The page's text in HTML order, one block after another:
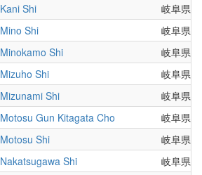
Kani Shi
岐阜県
Mino Shi
岐阜県
Minokamo Shi
岐阜県
Mizuho Shi
岐阜県
Mizunami Shi
岐阜県
Motosu Gun Kitagata Cho
岐阜県
Motosu Shi
岐阜県
Nakatsugawa Shi
岐阜県